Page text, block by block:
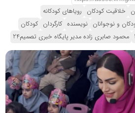
خلاقیت کودکان رویاهای کودکانه
و نوجوانان نویسنده کارگردان کودکان
محمود صابری زاده مدیر پایگاه خبری تصمیم24